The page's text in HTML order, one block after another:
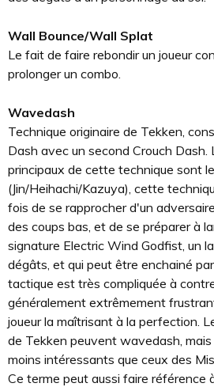
Wall Bounce/Wall Splat
Le fait de faire rebondir un joueur
prolonger un combo.
Wavedash
Technique originaire de Tekken,
Dash avec un second Crouch Dash.
principaux de cette technique sont
(Jin/Heihachi/Kazuya), cette
fois de se rapprocher d'un
des coups bas, et de se préparer à
signature Electric Wind Godfist, un
dégâts, et qui peut être enchainé
tactique est très compliquée à
généralement extrêmement
joueur la maîtrisant à la perfection.
de Tekken peuvent wavedash,
moins intéressants que ceux des
Ce terme peut aussi faire référence